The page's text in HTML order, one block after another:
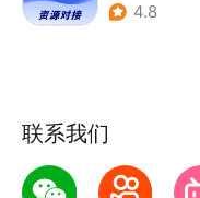
4.8
联系我们